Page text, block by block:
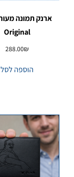
Original
288.00₪
הוספה לסל